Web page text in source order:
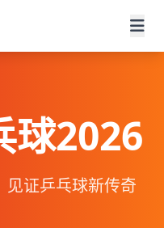
球2026
见证乒乓球新传奇